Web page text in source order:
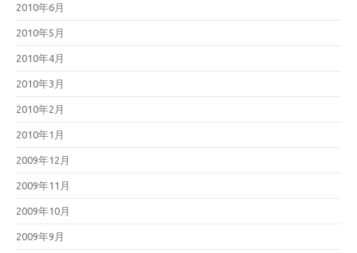
2010年6月
2010年5月
2010年4月
2010年3月
2010年2月
2010年1月
2009年12月
2009年11月
2009年10月
2009年9月